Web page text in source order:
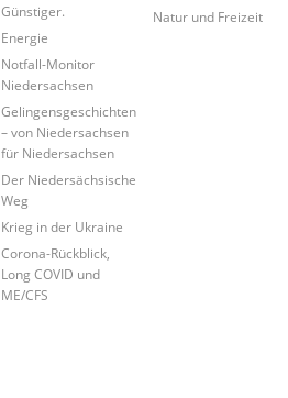
Günstiger.
Energie
Notfall-Monitor
Niedersachsen
Gelingensgeschichten
– von Niedersachsen
für Niedersachsen
Der Niedersächsische
Weg
Krieg in der Ukraine
Corona-Rückblick,
Long COVID und
ME/CFS
Natur und Freizeit